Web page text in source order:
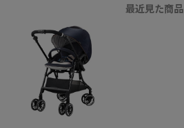
最近見た商品